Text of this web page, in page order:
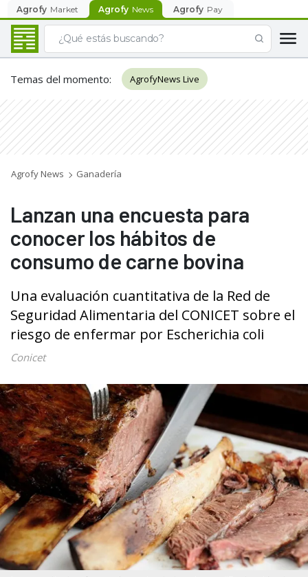
Agrofy Market Agrofy News Agrofy Pay
Temas del momento: AgrofyNews Live
Agrofy News Ganadería
Lanzan una encuesta para
conocer los hábitos de
consumo de carne bovina
Una evaluación cuantitativa de la Red de
Seguridad Alimentaria del CONICET sobre el
riesgo de enfermar por Escherichia coli
Conicet